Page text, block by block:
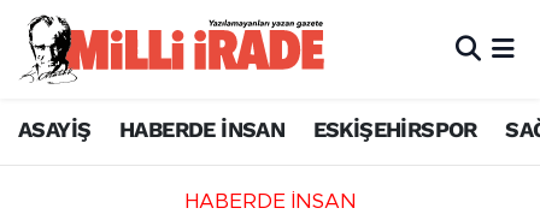
ASAYİŞ HABERDE İNSAN ESKİŞEHİRSPOR
HABERDE İNSAN